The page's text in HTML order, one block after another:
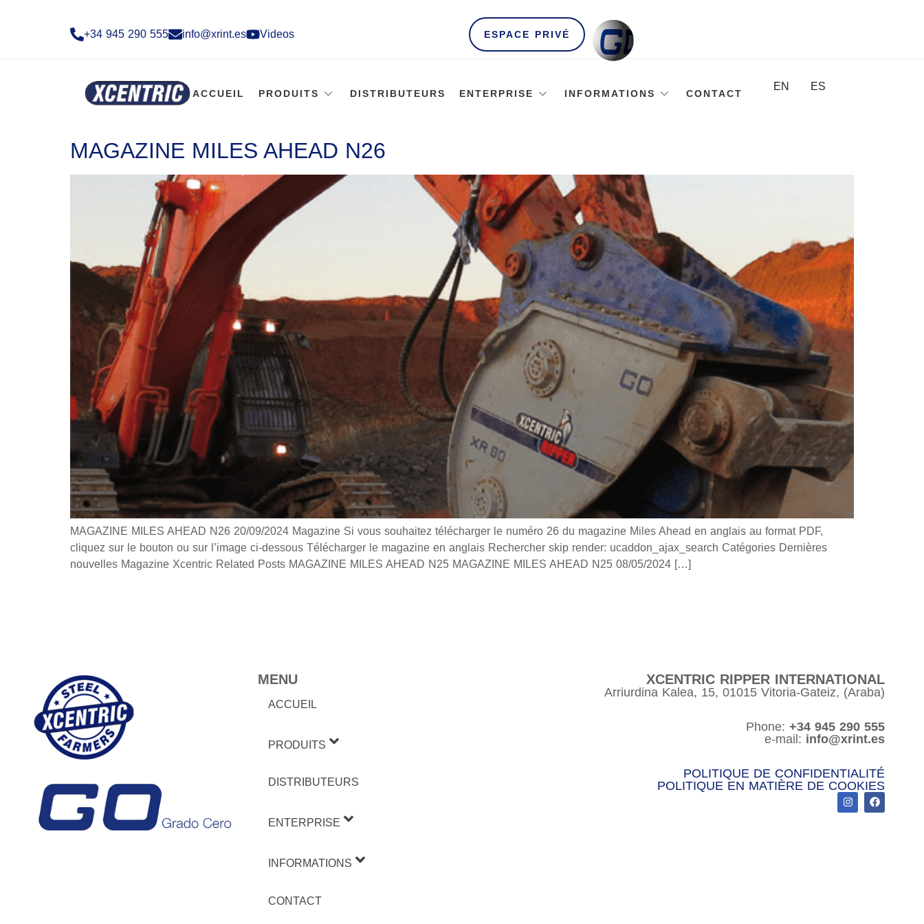
+34 945 290 555​ info@xrint.es Videos ESPACE PRIVÉ
ACCUEIL PRODUITS DISTRIBUTEURS ENTERPRISE INFORMATIONS CONTACT
EN ES
MAGAZINE MILES AHEAD N26
MAGAZINE MILES AHEAD N26 20/09/2024 Magazine Si vous souhaitez télécharger le numéro 26 du magazine Miles Ahead en anglais au format PDF,
cliquez sur le bouton ou sur l’image ci-dessous Télécharger le magazine en anglais Rechercher skip render: ucaddon_ajax_search Catégories Dernières
nouvelles Magazine Xcentric Related Posts MAGAZINE MILES AHEAD N25 MAGAZINE MILES AHEAD N25 08/05/2024 […]
MENU
ACCUEIL
PRODUITS
DISTRIBUTEURS
ENTERPRISE
INFORMATIONS
CONTACT
XCENTRIC RIPPER INTERNATIONAL
Arriurdina Kalea, 15, 01015 Vitoria-Gateiz, (Araba)
Phone: +34 945 290 555
e-mail: info@xrint.es
POLITIQUE DE CONFIDENTIALITÉ
POLITIQUE EN MATIÈRE DE COOKIES